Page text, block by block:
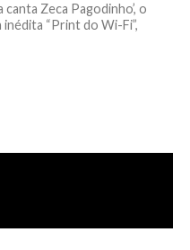
Zeca Pagodinho’, o
“Print do Wi-Fi”,